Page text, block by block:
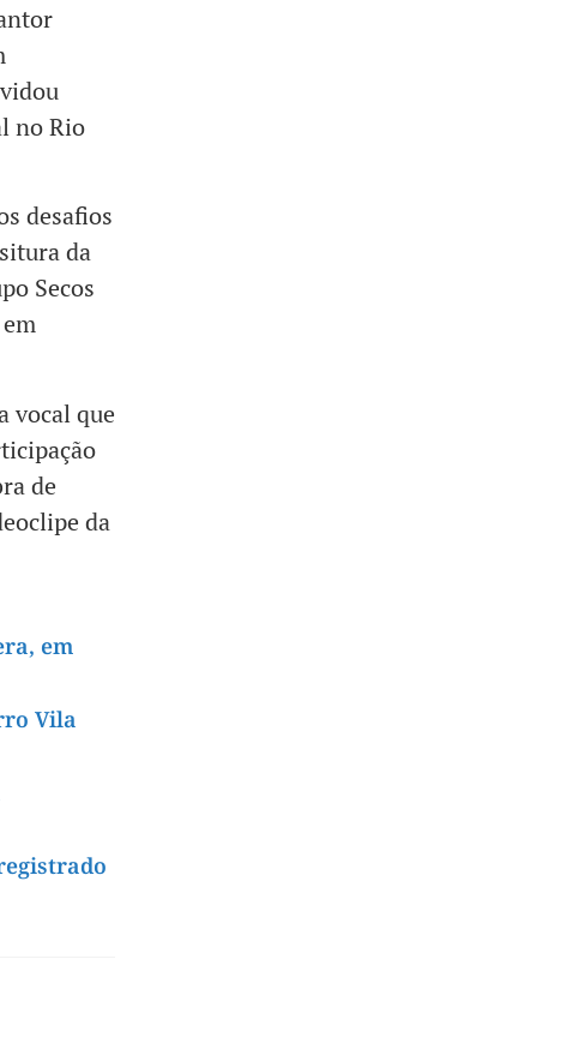
no Rio
desafios
da
Secos
vocal que
de
da
em
Vila